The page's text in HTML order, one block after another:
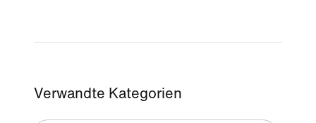
Verwandte Kategorien